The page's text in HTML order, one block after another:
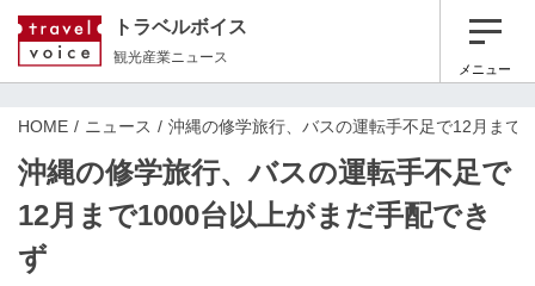
トラベルボイス
観光産業ニュース
メニュー
HOME ニュース 沖縄の修学旅行、バスの運転手不足で12月まで
沖縄の修学旅行、バスの運転手不足で
12月まで1000台以上がまだ手配でき
ず